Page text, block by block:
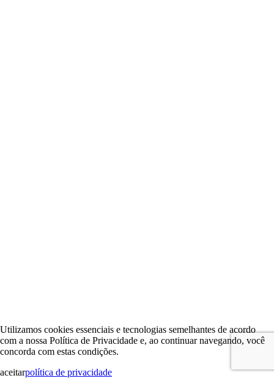
Utilizamos cookies essenciais e tecnologias semelhantes de acordo
com a nossa Política de Privacidade e, ao continuar navegando, você
concorda com estas condições.
aceitarpolítica de privacidade